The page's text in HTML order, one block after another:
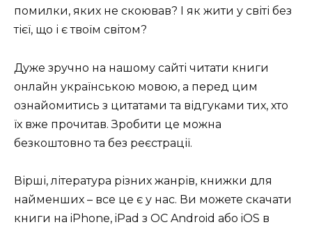
помилки, яких не скоював? І як жити у світі без
тієї, що і є твоїм світом?
Дуже зручно на нашому сайті читати книги
онлайн українською мовою, а перед цим
ознайомитись з цитатами та відгуками тих, хто
їх вже прочитав. Зробити це можна
безкоштовно та без реєстрації.
Вірші, література різних жанрів, книжки для
найменших – все це є у нас. Ви можете скачати
книги на iPhone, iPad з ОС Android або iOS в